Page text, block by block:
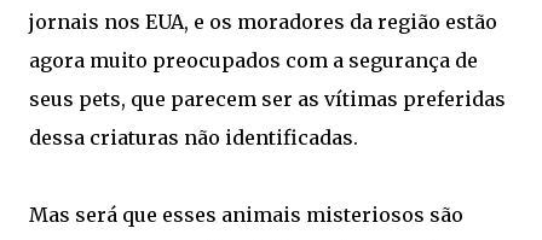
jornais nos EUA, e os moradores da região estão
agora muito preocupados com a segurança de
seus pets, que parecem ser as vítimas preferidas
dessa criaturas não identificadas.
Mas será que esses animais misteriosos são